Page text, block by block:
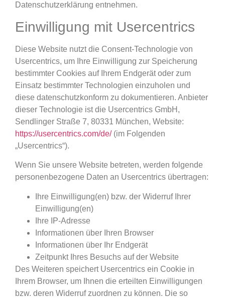
Datenschutzerklärung entnehmen.
Einwilligung mit Usercentrics
Diese Website nutzt die Consent-Technologie von
Usercentrics, um Ihre Einwilligung zur Speicherung
bestimmter Cookies auf Ihrem Endgerät oder zum
Einsatz bestimmter Technologien einzuholen und
diese datenschutzkonform zu dokumentieren. Anbieter
dieser Technologie ist die Usercentrics GmbH,
Sendlinger Straße 7, 80331 München, Website:
https://usercentrics.com/de/(im Folgenden
„Usercentrics“).
Wenn Sie unsere Website betreten, werden folgende
personenbezogene Daten an Usercentrics übertragen:
Ihre Einwilligung(en) bzw. der Widerruf Ihrer
Einwilligung(en)
Ihre IP-Adresse
Informationen über Ihren Browser
Informationen über Ihr Endgerät
Zeitpunkt Ihres Besuchs auf der Website
Des Weiteren speichert Usercentrics ein Cookie in
Ihrem Browser, um Ihnen die erteilten Einwilligungen
bzw. deren Widerruf zuordnen zu können. Die so